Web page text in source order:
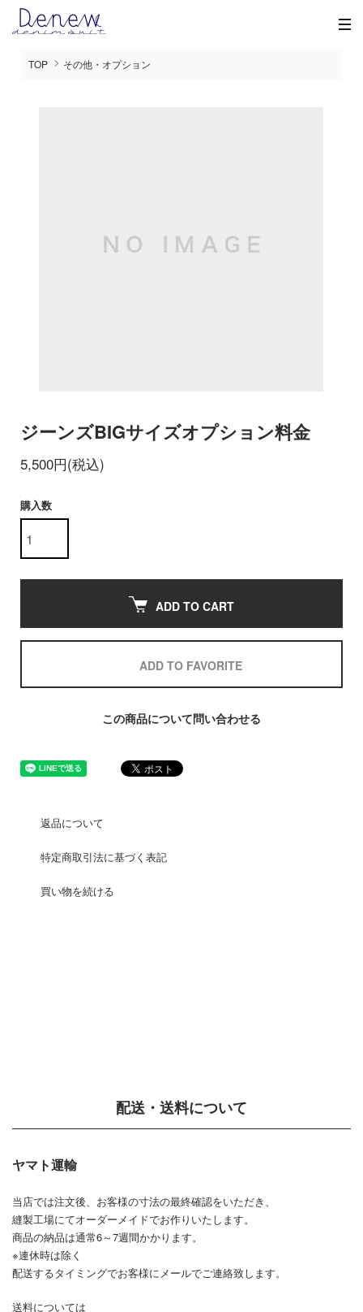
TOP その他・オプション
ジーンズBIGサイズオプション料金
5,500円(税込)
購入数
ADD TO CART
ADD TO FAVORITE
この商品について問い合わせる
返品について
特定商取引法に基づく表記
買い物を続ける
配送・送料について
ヤマト運輸
当店では注文後、お客様の寸法の最終確認をいただき、
縫製工場にてオーダーメイドでお作りいたします。
商品の納品は通常6～7週間かかります。
※連休時は除く
配送するタイミングでお客様にメールでご連絡致します。
送料については